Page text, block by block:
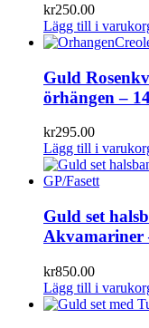
kr250.00
Lägg till i
Guld
örhängen –
kr295.00
Lägg till i
Guld set
Akvamariner
kr850.00
Lägg till i